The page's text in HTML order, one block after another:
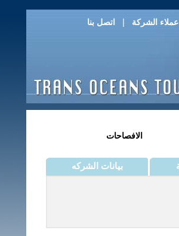
عملاء الشركة | اتصل بنا
الافصاحات